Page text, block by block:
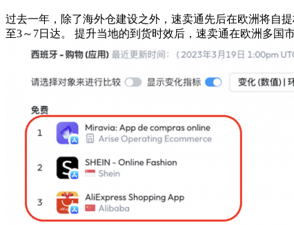
过去一年，除了海外仓建设之外，速卖通先后在欧洲将自
至3～7日达。 提升当地的到货时效后，速卖通在欧洲多国